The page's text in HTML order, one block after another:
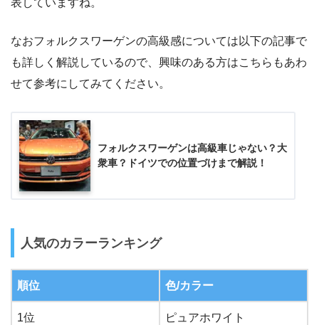
なおフォルクスワーゲンの高級感については以下の記事で
も詳しく解説しているので、興味のある方はこちらもあわ
せて参考にしてみてください。
フォルクスワーゲンは高級車じゃない？大
衆車？ドイツでの位置づけまで解説！
人気のカラーランキング
順位 色/カラー
1位 ピュアホワイト